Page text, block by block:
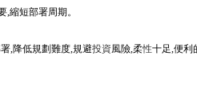
,縮短部署周期。
,降低規劃難度,規避投資風險,柔性十足,便利